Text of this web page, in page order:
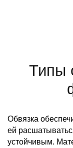
Типы
Обвязка
ей
устойчивым.